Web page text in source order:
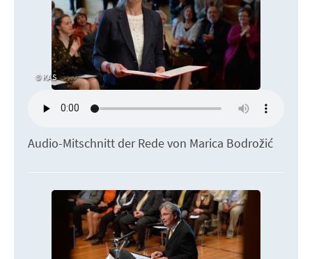
KAS
Audio-Mitschnitt der Rede von Marica Bodrožić